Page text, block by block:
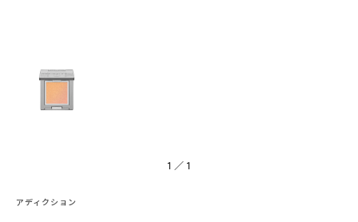
1 ／ 1
アディクション